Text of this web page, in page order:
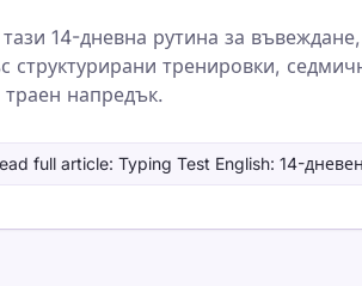
14-дневна рутина за
структурирани тренировки,
напредък.
full article: Typing Test English: 14-